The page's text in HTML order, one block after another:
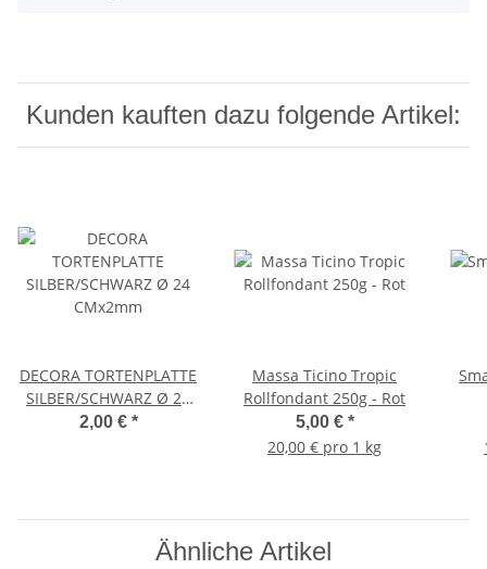
Kunden kauften dazu folgende Artikel:
DECORA TORTENPLATTE
SILBER/SCHWARZ Ø 24
CMx2mm
2,00 € *
Massa Ticino Tropic
Rollfondant 250g - Rot
5,00 € *
20,00 € pro 1 kg
Ähnliche Artikel